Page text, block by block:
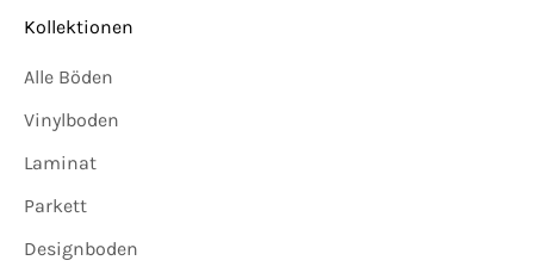
Kollektionen
Alle Böden
Vinylboden
Laminat
Parkett
Designboden